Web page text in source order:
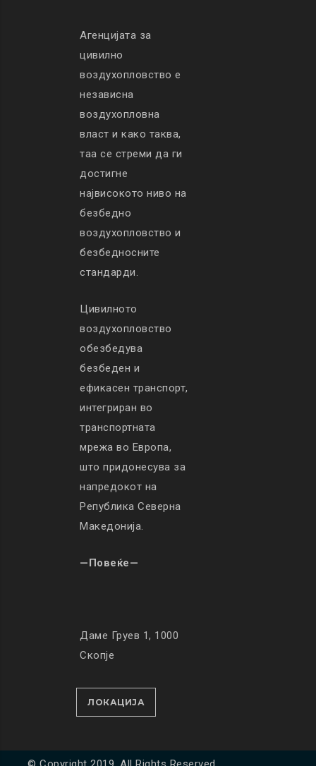
Агенцијата за
цивилно
воздухопловство е
независна
воздухопловна
власт и како таква,
таа се стреми да ги
достигне
највисокото ниво на
безбедно
воздухопловство и
безбедносните
стандарди.
Цивилното
воздухопловство
обезбедува
безбеден и
ефикасен транспорт,
интегриран во
транспортната
мрежа во Европа,
што придонесува за
напредокот на
Република Северна
Македонија.
—Повеќе—
Даме Груев 1, 1000
Скопје
ЛОКАЦИЈА